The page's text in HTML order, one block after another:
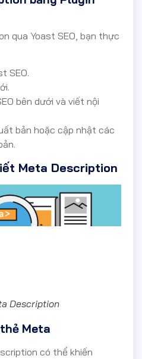
qua Yoast SEO, bạn thực
SEO.
bên dưới và viết nội
bản hoặc cập nhật các
Meta Description
Description
Meta
có thể khiến